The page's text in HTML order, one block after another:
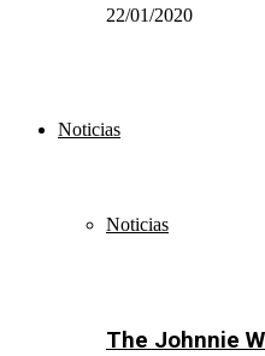
22/01/2020
Noticias
Noticias
The Johnnie